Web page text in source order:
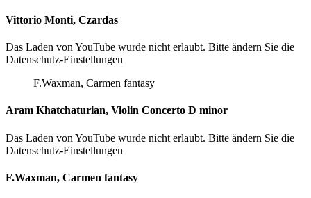
Vittorio Monti, Czardas
Das Laden von YouTube wurde nicht erlaubt. Bitte ändern Sie die
Datenschutz-Einstellungen
F.Waxman, Carmen fantasy
Aram Khatchaturian, Violin Concerto D minor
Das Laden von YouTube wurde nicht erlaubt. Bitte ändern Sie die
Datenschutz-Einstellungen
F.Waxman, Carmen fantasy